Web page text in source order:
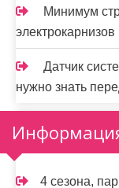
Минимум
Датчик
нужно знать
4 сезона,